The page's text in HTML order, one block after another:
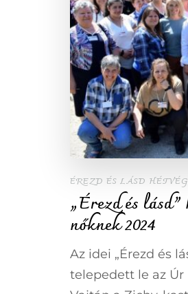
ÉREZD ÉS LÁSD
„Érezd és
nőknek 2024
Az idei „Érezd és
telepedett le az